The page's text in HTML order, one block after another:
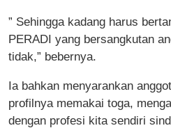
” Sehingga kadang harus
PERADI yang bersangkutan
tidak,” bebernya.
Ia bahkan menyarankan
profilnya memakai toga,
dengan profesi kita sendiri